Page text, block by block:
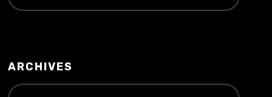
ARCHIVES